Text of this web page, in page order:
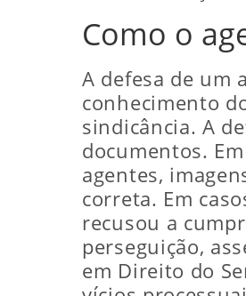
Como o
A defesa de um
conhecimento
sindicância. A
documentos.
agentes,
correta. Em
recusou a
perseguição,
em Direito do